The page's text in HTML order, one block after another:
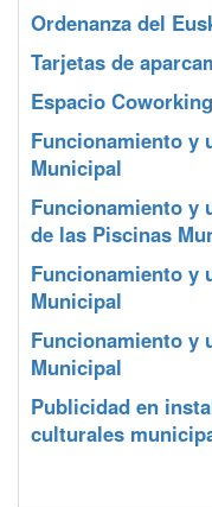
Ordenanza del
Tarjetas de
Espacio Coworking
Funcionamiento y
Municipal
Funcionamiento y
de las Piscinas
Funcionamiento y
Municipal
Funcionamiento y
Municipal
Publicidad en
culturales